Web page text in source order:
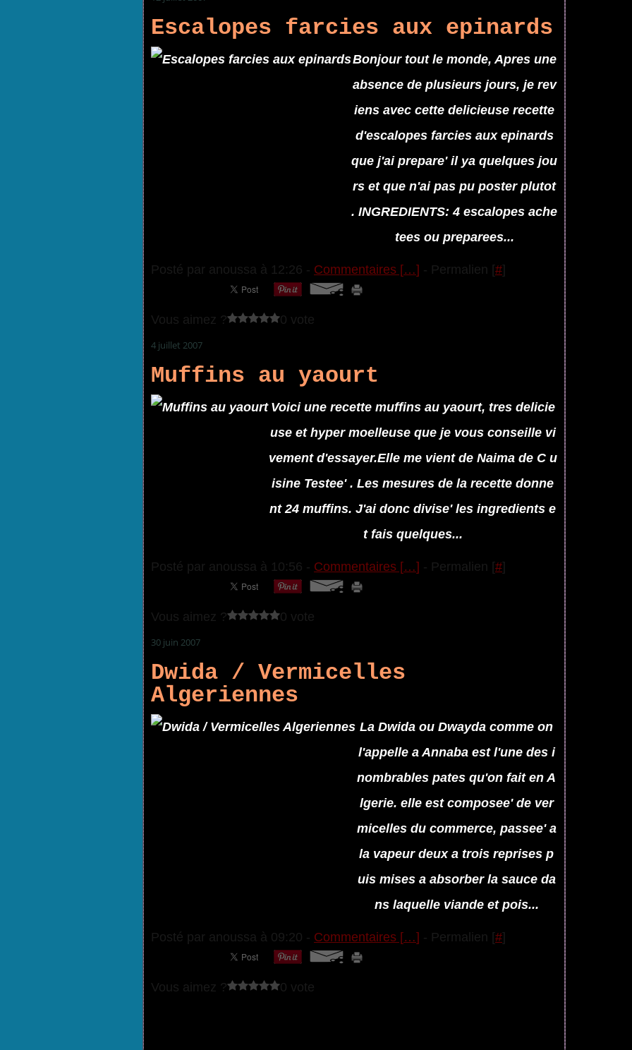
Escalopes farcies aux epinards
Bonjour tout le monde, Apres une
absence de plusieurs jours, je rev
iens avec cette delicieuse recette
d'escalopes farcies aux epinards
que j'ai prepare' il ya quelques jou
rs et que n'ai pas pu poster plutot
. INGREDIENTS: 4 escalopes ache
tees ou preparees...
Posté par anoussa à 12:26 - Commentaires […] - Permalien [#]
Vous aimez ? 0 vote
4 juillet 2007
Muffins au yaourt
Voici une recette muffins au yaourt, tres delicie
use et hyper moelleuse que je vous conseille vi
vement d'essayer.Elle me vient de Naima de C u
isine Testee' . Les mesures de la recette donne
nt 24 muffins. J'ai donc divise' les ingredients e
t fais quelques...
Posté par anoussa à 10:56 - Commentaires […] - Permalien [#]
Vous aimez ? 0 vote
30 juin 2007
Dwida / Vermicelles
Algeriennes
La Dwida ou Dwayda comme on
l'appelle a Annaba est l'une des i
nombrables pates qu'on fait en A
lgerie. elle est composee' de ver
micelles du commerce, passee' a
la vapeur deux a trois reprises p
uis mises a absorber la sauce da
ns laquelle viande et pois...
Posté par anoussa à 09:20 - Commentaires […] - Permalien [#]
Vous aimez ? 0 vote